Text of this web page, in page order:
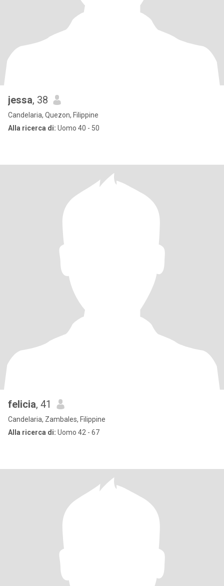
jessa, 38
Candelaria, Quezon, Filippine
Alla ricerca di: Uomo 40 - 50
felicia, 41
Candelaria, Zambales, Filippine
Alla ricerca di: Uomo 42 - 67